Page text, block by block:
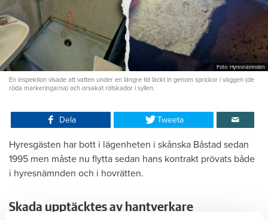
Foto: Hyresnämnden
En inspektion visade att vatten under en längre tid läckt in genom sprickor i väggen (de
röda markeringarna) och orsakat rötskador i syllen.
Dela Tweeta
Hyresgästen har bott i lägenheten i skånska Båstad sedan
1995 men måste nu flytta sedan hans kontrakt prövats både
i hyresnämnden och i hovrätten.
Skada upptäcktes av hantverkare